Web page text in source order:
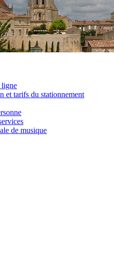
ligne
et tarifs du stationnement
de musique